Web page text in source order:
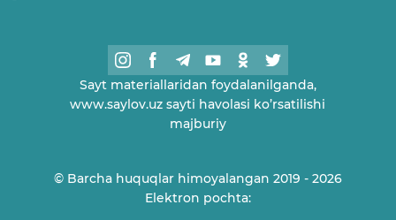
Sayt materiallaridan foydalanilganda,
www.saylov.uz sayti havolasi ko’rsatilishi
majburiy
© Barcha huquqlar himoyalangan 2019 - 2026
Elektron pochta: